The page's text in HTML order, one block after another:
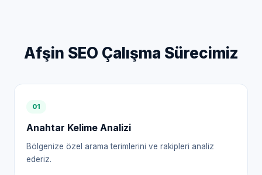
Afşin SEO Çalışma Sürecimiz
01
Anahtar Kelime Analizi
Bölgenize özel arama terimlerini ve rakipleri analiz
ederiz.